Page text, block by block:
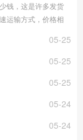
钱，这是许多发货
运输方式，价格相
关知识
05-25
05-25
05-25
05-24
05-24